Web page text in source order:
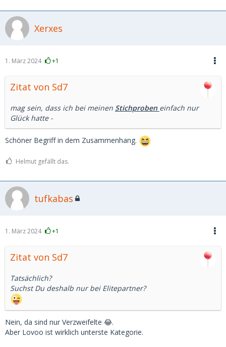
Xerxes
1. März 2024 +1
Zitat von Sd7
mag sein, dass ich bei meinen Stichproben einfach nur
Glück hatte -
Schöner Begriff in dem Zusammenhang.
Helmut gefällt das.
tufkabas
1. März 2024 +1
Zitat von Sd7
Tatsächlich?
Suchst Du deshalb nur bei Elitepartner?
Nein, da sind nur Verzweifelte 😂.
Aber Lovoo ist wirklich unterste Kategorie.